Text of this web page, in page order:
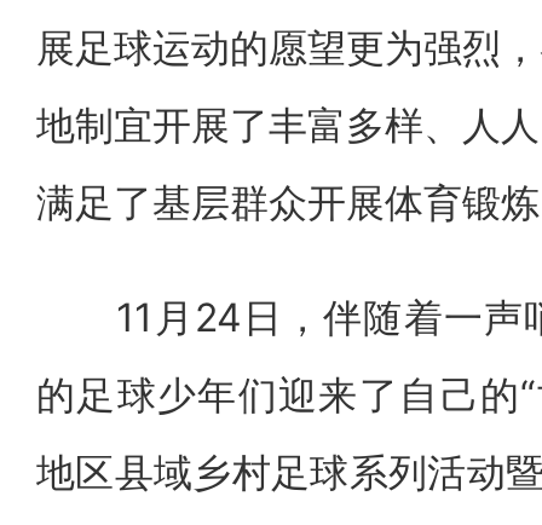
展足球运动的愿望更为强烈
地制宜开展了丰富多样、人
满足了基层群众开展体育锻
11月24日，伴随着一声
的足球少年们迎来了自己
地区县域乡村足球系列活动